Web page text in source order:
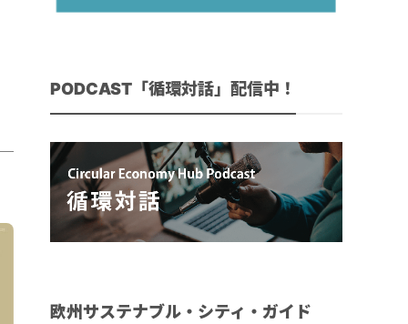
PODCAST「循環対話」配信中！
欧州サステナブル・シティ・ガイド